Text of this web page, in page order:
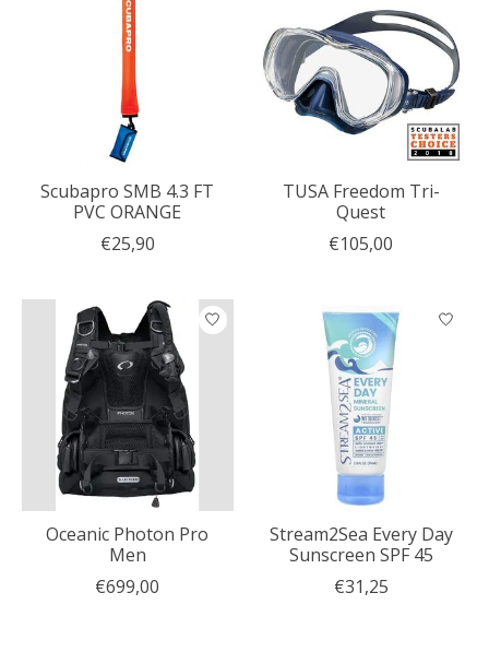
Scubapro SMB 4.3 FT
PVC ORANGE
€25,90
TUSA Freedom Tri-
Quest
€105,00
Oceanic Photon Pro
Men
€699,00
Stream2Sea Every Day
Sunscreen SPF 45
€31,25